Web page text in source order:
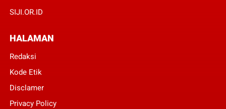
SIJI.OR.ID
HALAMAN
Redaksi
Kode Etik
Disclamer
Privacy Policy